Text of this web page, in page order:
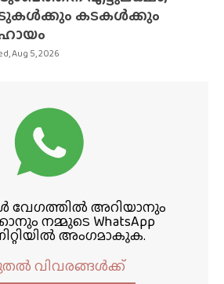
കടകൾക്കും
Aug 5, 2026
വേഗത്തിൽ അറിയാനും
നമ്മുടെ WhatsApp
അംഗമാകുക.
വിവരങ്ങൾക്ക്